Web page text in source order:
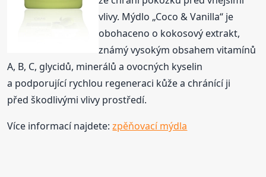
vlivy. Mýdlo „Coco & Vanilla“ je
obohaceno o kokosový extrakt,
známý vysokým obsahem vitamínů
A, B, C, glycidů, minerálů a ovocných kyselin
a podporující rychlou regeneraci kůže a chránící ji
před škodlivými vlivy prostředí.
Více informací najdete:zpěňovací mýdla